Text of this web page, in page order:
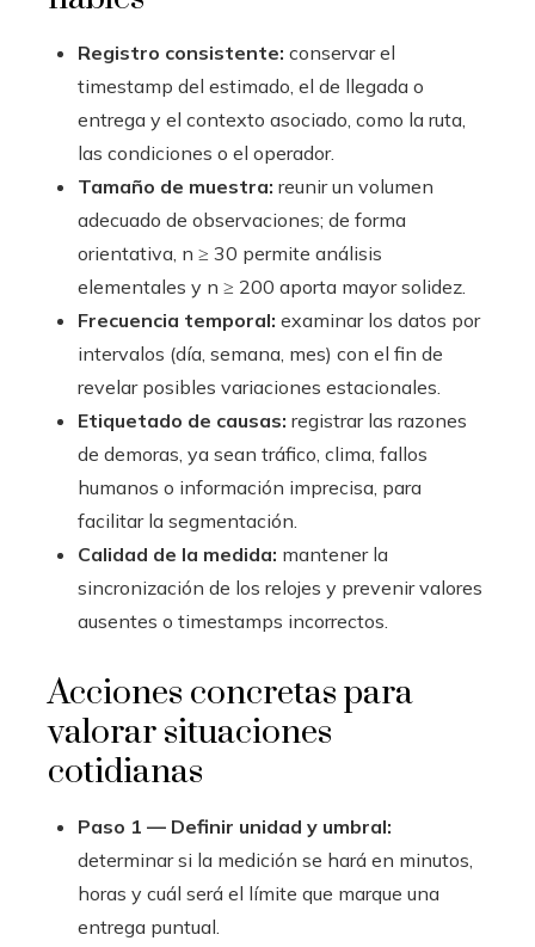
Registro consistente: conservar el
timestamp del estimado, el de llegada o
entrega y el contexto asociado, como la ruta,
las condiciones o el operador.
Tamaño de muestra: reunir un volumen
adecuado de observaciones; de forma
orientativa, n ≥ 30 permite análisis
elementales y n ≥ 200 aporta mayor solidez.
Frecuencia temporal: examinar los datos por
intervalos (día, semana, mes) con el fin de
revelar posibles variaciones estacionales.
Etiquetado de causas: registrar las razones
de demoras, ya sean tráfico, clima, fallos
humanos o información imprecisa, para
facilitar la segmentación.
Calidad de la medida: mantener la
sincronización de los relojes y prevenir valores
ausentes o timestamps incorrectos.
Acciones concretas para
valorar situaciones
cotidianas
Paso 1 — Definir unidad y umbral:
determinar si la medición se hará en minutos,
horas y cuál será el límite que marque una
entrega puntual.